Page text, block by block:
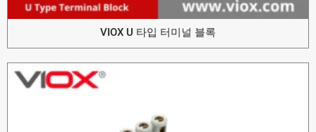
VIOX U 타입 터미널 블록